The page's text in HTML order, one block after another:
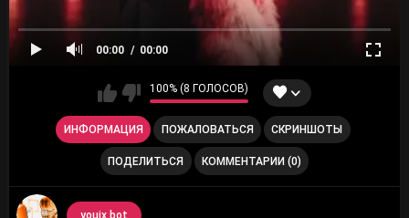
00:00 00:00
100% (8 ГОЛОСОВ)
ИНФОРМАЦИЯ ПОЖАЛОВАТЬСЯ СКРИНШОТЫ
ПОДЕЛИТЬСЯ КОММЕНТАРИИ (0)
youix.bot